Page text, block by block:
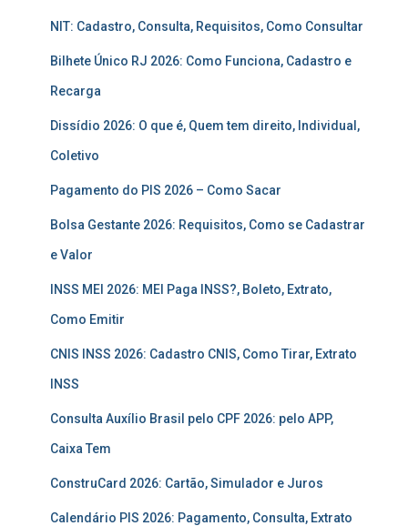
NIT: Cadastro, Consulta, Requisitos, Como Consultar
Bilhete Único RJ 2026: Como Funciona, Cadastro e
Recarga
Dissídio 2026: O que é, Quem tem direito, Individual,
Coletivo
Pagamento do PIS 2026 – Como Sacar
Bolsa Gestante 2026: Requisitos, Como se Cadastrar
e Valor
INSS MEI 2026: MEI Paga INSS?, Boleto, Extrato,
Como Emitir
CNIS INSS 2026: Cadastro CNIS, Como Tirar, Extrato
INSS
Consulta Auxílio Brasil pelo CPF 2026: pelo APP,
Caixa Tem
ConstruCard 2026: Cartão, Simulador e Juros
Calendário PIS 2026: Pagamento, Consulta, Extrato